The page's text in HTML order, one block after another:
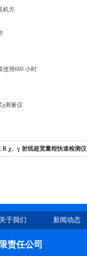
机方
式报警
使用600 小时
力
γ测量仪
R χ、γ 射线超宽量程快速检测仪
关于我们 新闻动态
责任公司